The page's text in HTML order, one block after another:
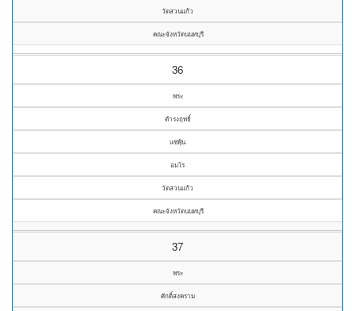
วัดสวนแก้ว
คณะจังหวัดนนทบุรี
36
พระ
ดำรงฤทธิ์
แซ่พุ้น
อมโร
วัดสวนแก้ว
คณะจังหวัดนนทบุรี
37
พระ
ศักดิ์สงคราม